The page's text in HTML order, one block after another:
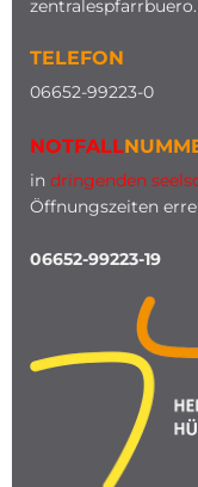
TELEFON
06652-99223-0
NOTFALL
in dringenden
Öffnungszeiten
06652-99223-19